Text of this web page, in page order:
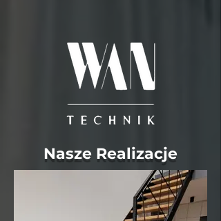
Nasze Realizacje